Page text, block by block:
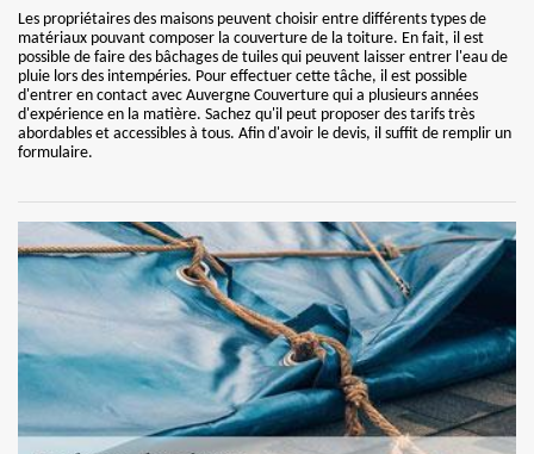
Les propriétaires des maisons peuvent choisir entre différents types de
matériaux pouvant composer la couverture de la toiture. En fait, il est
possible de faire des bâchages de tuiles qui peuvent laisser entrer l'eau de
pluie lors des intempéries. Pour effectuer cette tâche, il est possible
d'entrer en contact avec Auvergne Couverture qui a plusieurs années
d'expérience en la matière. Sachez qu'il peut proposer des tarifs très
abordables et accessibles à tous. Afin d'avoir le devis, il suffit de remplir un
formulaire.